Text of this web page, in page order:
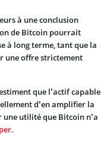
à une conclusion
de Bitcoin pourrait
à long terme, tant que la
une offre strictement
que l’actif capable
d’en amplifier la
une utilité que Bitcoin n’a